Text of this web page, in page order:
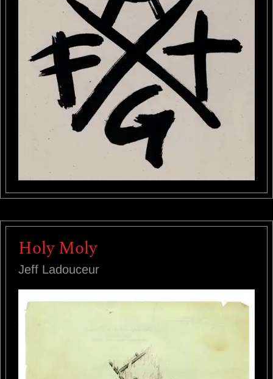
Holy Moly
Jeff Ladouceur